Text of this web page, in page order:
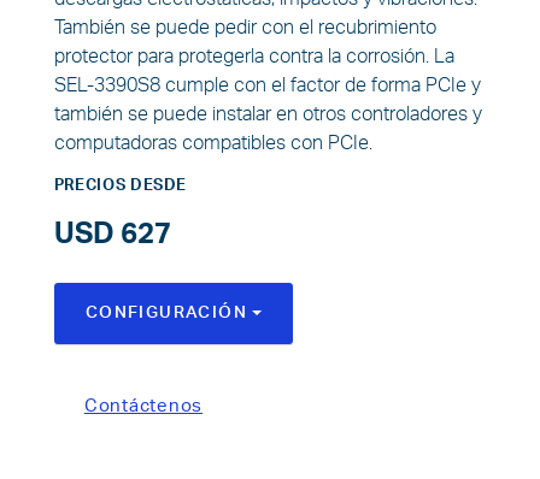
También se puede pedir con el recubrimiento
protector para protegerla contra la corrosión. La
SEL-3390S8 cumple con el factor de forma PCIe y
también se puede instalar en otros controladores y
computadoras compatibles con PCIe.
PRECIOS DESDE
USD 627
CONFIGURACIÓN
Contáctenos